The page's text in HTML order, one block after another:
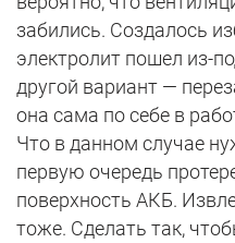
забились. Создалось
электролит пошел из-
другой вариант —
она сама по себе в
Что в данном случае
первую очередь
поверхность АКБ.
тоже. Сделать так,